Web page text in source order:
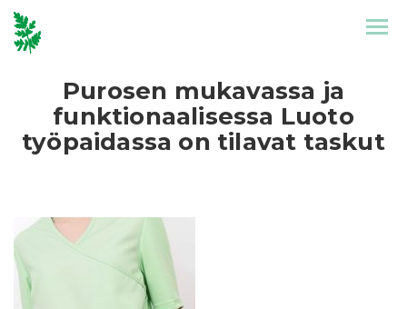
Mallisto
Puronen
Suunnittelu
Yhteystiedot
Purosen mukavassa ja
funktionaalisessa Luoto
työpaidassa on tilavat taskut